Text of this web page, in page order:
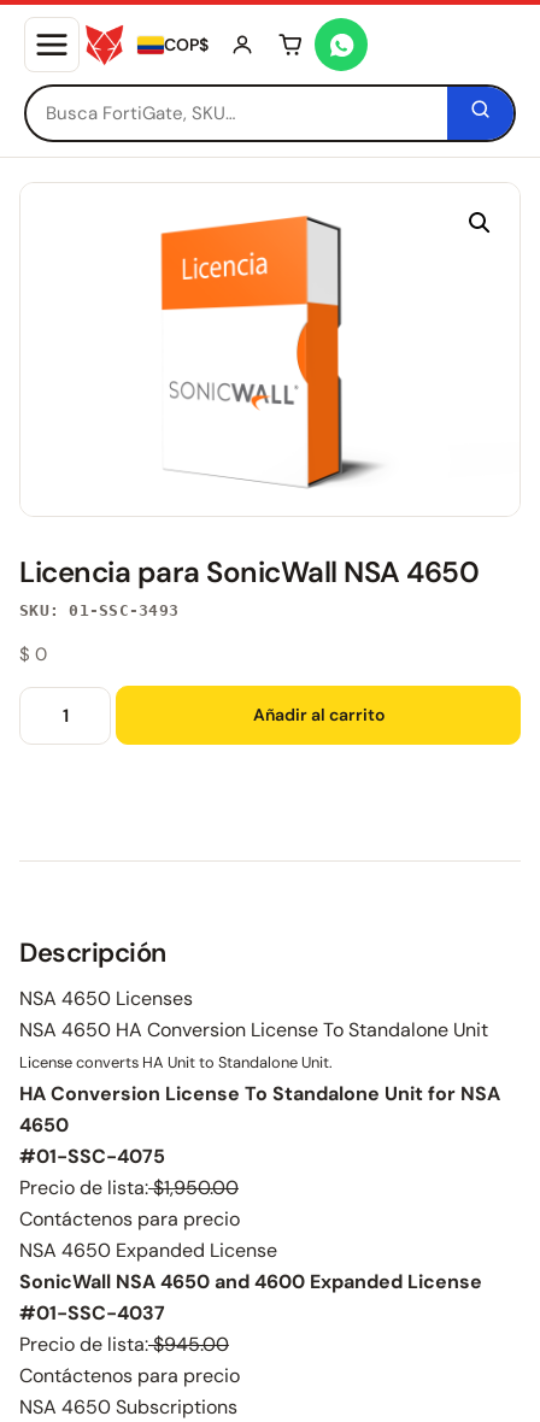
COP$ Tu carrito está vacío
Licencia para SonicWall NSA 4650
SKU: 01-SSC-3493
$ 0
Añadir al carrito
Descripción
NSA 4650 Licenses
NSA 4650 HA Conversion License To Standalone Unit
License converts HA Unit to Standalone Unit.
HA Conversion License To Standalone Unit for NSA
4650
#01-SSC-4075
Precio de lista:$1,950.00
Contáctenos para precio
NSA 4650 Expanded License
SonicWall NSA 4650 and 4600 Expanded License
#01-SSC-4037
Precio de lista:$945.00
Contáctenos para precio
NSA 4650 Subscriptions